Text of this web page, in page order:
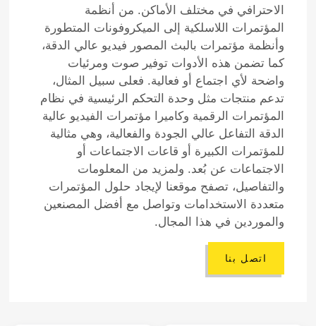
الاحترافي في مختلف الأماكن. من أنظمة
المؤتمرات اللاسلكية إلى الميكروفونات المتطورة
وأنظمة مؤتمرات بالبث المصور فيديو عالي الدقة،
كما تضمن هذه الأدوات توفير صوت ومرئيات
واضحة لأي اجتماع أو فعالية. فعلى سبيل المثال،
تدعم منتجات مثل وحدة التحكم الرئيسية في نظام
المؤتمرات الرقمية وكاميرا مؤتمرات الفيديو عالية
الدقة التفاعل عالي الجودة والفعالية، وهي مثالية
للمؤتمرات الكبيرة أو قاعات الاجتماعات أو
الاجتماعات عن بُعد. ولمزيد من المعلومات
والتفاصيل، تصفح موقعنا لإيجاد حلول المؤتمرات
متعددة الاستخدامات وتواصل مع أفضل المصنعين
والموردين في هذا المجال.
اتصل بنا